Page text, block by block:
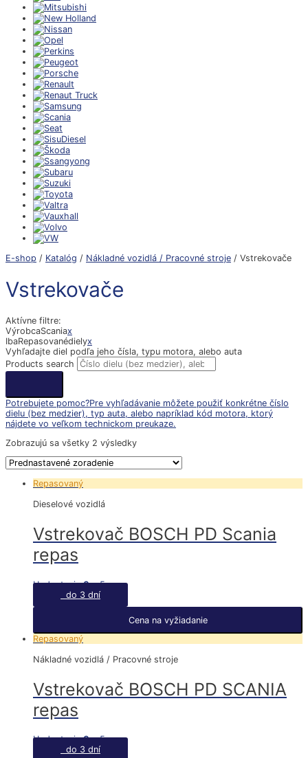
E-shop / Katalóg / Nákladné vozidlá / Pracovné stroje / Vstrekovače
Vstrekovače
Aktívne filtre:
VýrobcaScaniax
IbaRepasovanédielyx
Vyhľadajte diel podľa jeho čísla, typu motora, alebo auta
Products search
Potrebujete pomoc?Pre vyhľadávanie môžete použiť konkrétne číslo
dielu (bez medzier), typ auta, alebo napríklad kód motora, ktorý
nájdete vo veľkom technickom preukaze.
Zobrazujú sa všetky 2 výsledky
Repasovaný
Dieselové vozidlá
Vstrekovač BOSCH PD Scania
repas
Hodnotenie0z 5
do 3 dní
Cena na vyžiadanie
Repasovaný
Nákladné vozidlá / Pracovné stroje
Vstrekovač BOSCH PD SCANIA
repas
Hodnotenie0z 5
do 3 dní